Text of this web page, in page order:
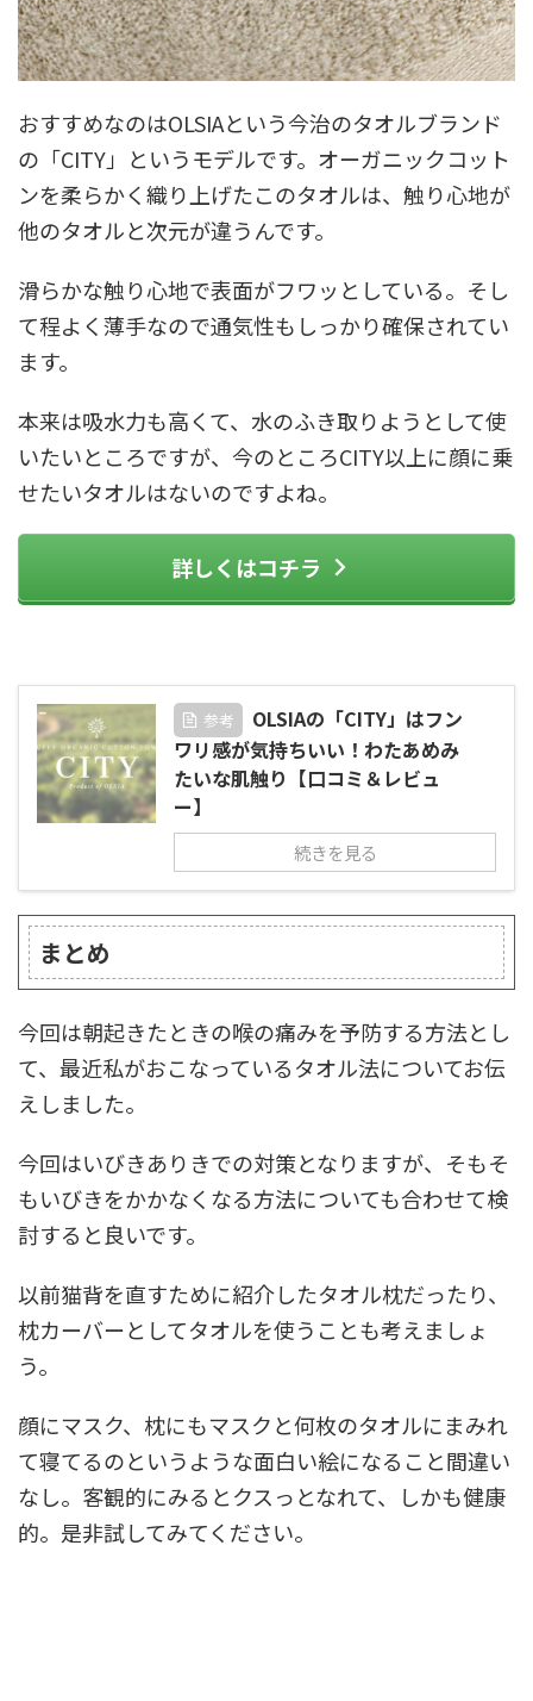
おすすめなのはOLSIAという今治のタオルブランド
の「CITY」というモデルです。オーガニックコット
ンを柔らかく織り上げたこのタオルは、触り心地が
他のタオルと次元が違うんです。
滑らかな触り心地で表面がフワッとしている。そし
て程よく薄手なので通気性もしっかり確保されてい
ます。
本来は吸水力も高くて、水のふき取りようとして使
いたいところですが、今のところCITY以上に顔に乗
せたいタオルはないのですよね。
詳しくはコチラ
参考
OLSIAの「CITY」はフン
ワリ感が気持ちいい！わたあめみ
たいな肌触り【口コミ＆レビュ
ー】
続きを見る
まとめ
今回は朝起きたときの喉の痛みを予防する方法とし
て、最近私がおこなっているタオル法についてお伝
えしました。
今回はいびきありきでの対策となりますが、そもそ
もいびきをかかなくなる方法についても合わせて検
討すると良いです。
以前猫背を直すために紹介したタオル枕だったり、
枕カーバーとしてタオルを使うことも考えましょ
う。
顔にマスク、枕にもマスクと何枚のタオルにまみれ
て寝てるのというような面白い絵になること間違い
なし。客観的にみるとクスっとなれて、しかも健康
的。是非試してみてください。